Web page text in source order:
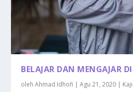
BELAJAR DAN MENGAJAR
olehAhmad Idhofi |Agu 21, 2020 |